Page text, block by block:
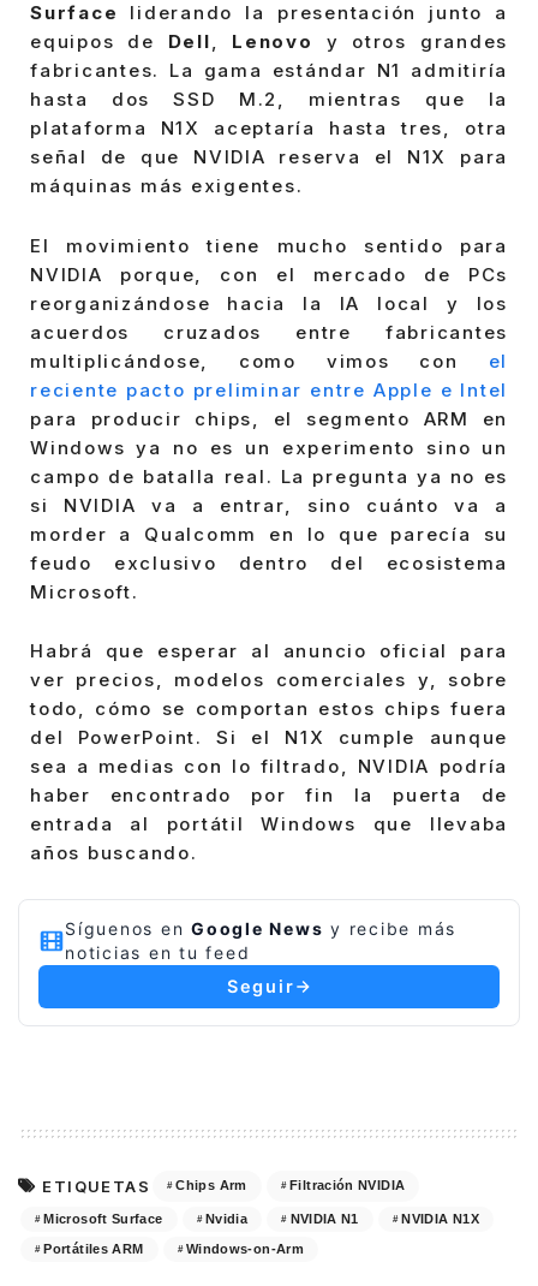
Surface
liderando la presentación junto a
equipos de Dell, Lenovo
y otros grandes
fabricantes. La gama estándar N1 admitiría
hasta dos SSD M.2, mientras que la
plataforma N1X aceptaría hasta tres, otra
señal de que NVIDIA reserva el N1X para
máquinas más exigentes.
El movimiento tiene mucho sentido para
NVIDIA porque, con el mercado de PCs
reorganizándose hacia la IA local y los
acuerdos cruzados entre fabricantes
multiplicándose, como vimos con el
reciente pacto preliminar entre Apple e Intel
para producir chips, el segmento ARM en
Windows ya no es un experimento sino un
campo de batalla real. La pregunta ya no es
si NVIDIA va a entrar, sino cuánto va a
morder a Qualcomm en lo que parecía su
feudo exclusivo dentro del ecosistema
Microsoft.
Habrá que esperar al anuncio oficial para
ver precios, modelos comerciales y, sobre
todo, cómo se comportan estos chips fuera
del PowerPoint. Si el N1X cumple aunque
sea a medias con lo filtrado, NVIDIA podría
haber encontrado por fin la puerta de
entrada al portátil Windows que llevaba
años buscando.
Síguenos en Google News y recibe más
noticias en tu feed
Seguir
ETIQUETAS Chips Arm Filtración NVIDIA
Microsoft Surface Nvidia NVIDIA N1 NVIDIA N1X
Portátiles ARM Windows-on-Arm